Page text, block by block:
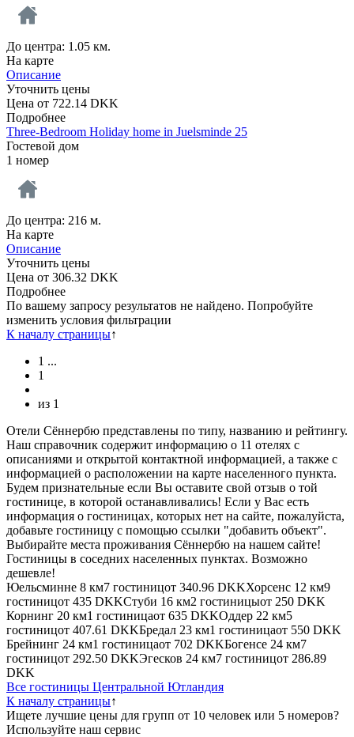
До центра: 1.05 км.
На карте
Описание
Уточнить цены
Цена от 722.14 DKK
Подробнее
Three-Bedroom Holiday home in Juelsminde 25
Гостевой дом
1 номер
До центра: 216 м.
На карте
Описание
Уточнить цены
Цена от 306.32 DKK
Подробнее
По вашему запросу результатов не найдено. Попробуйте
изменить условия фильтрации
К началу страницы↑
1 ...
1
из 1
Отели Сённербю представлены по типу, названию и рейтингу.
Наш справочник содержит информацию о 11 отелях с
описаниями и открытой контактной информацией, а также с
информацией о расположении на карте населенного пункта.
Будем признательные если Вы оставите свой отзыв о той
гостинице, в которой останавливались! Если у Вас есть
информация о гостиницах, которых нет на сайте, пожалуйста,
добавьте гостиницу с помощью ссылки "добавить объект".
Выбирайте места проживания Сённербю на нашем сайте!
Гостиницы в соседних населенных пунктах. Возможно
дешевле!
Юельсминне 8 км7 гостиницот 340.96 DKKХорсенс 12 км9
гостиницот 435 DKKСтуби 16 км2 гостиницыот 250 DKK
Корнинг 20 км1 гостиницаот 635 DKKОддер 22 км5
гостиницот 407.61 DKKБредал 23 км1 гостиницаот 550 DKK
Брейнинг 24 км1 гостиницаот 702 DKKБогенсе 24 км7
гостиницот 292.50 DKKЭгесков 24 км7 гостиницот 286.89
DKK
Все гостиницы Центральной Ютландия
К началу страницы↑
Ищете лучшие цены для групп от 10 человек или 5 номеров?
Используйте наш сервис